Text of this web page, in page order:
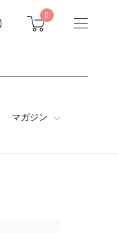
0
マガジン